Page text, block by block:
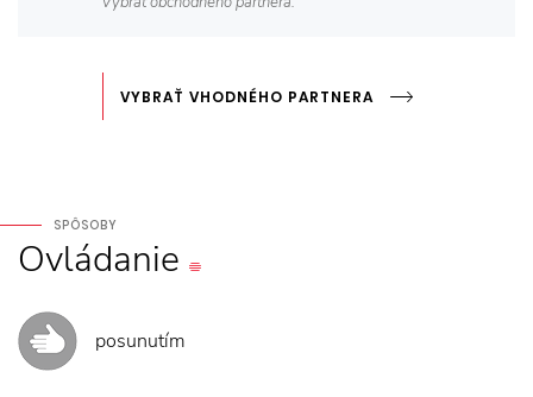
VYBRAŤ VHODNÉHO PARTNERA
SPÔSOBY
Ovládanie
posunutím